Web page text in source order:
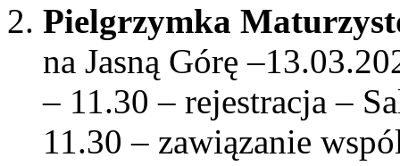
Pielgrzymka
na Jasną Górę
– 11.30 – rejestracja –
11.30 – zawiązanie